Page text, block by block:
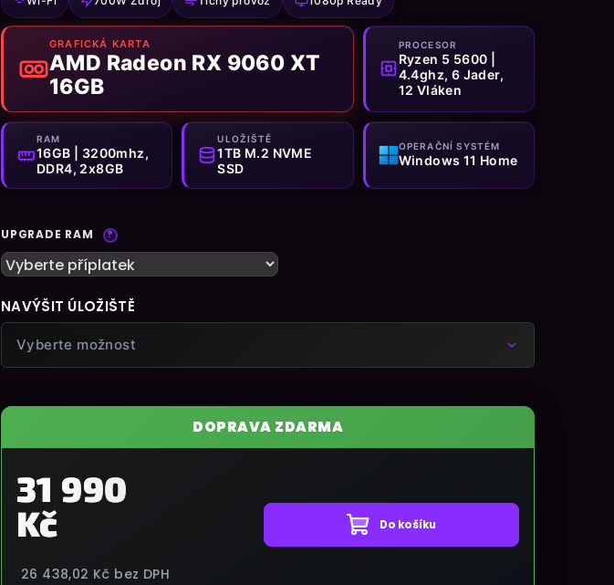
5
hvězdiček.
PROCESOR
Ryzen 5 5600 |
4.4ghz, 6 Jader,
12 Vláken
RAM
16GB | 3200mhz,
DDR4, 2x8GB
GRAFICKÁ KARTA
AMD Radeon RX 9060 XT
16GB
ULOŽIŠTĚ
1TB M.2 NVME
SSD
OPERAČNÍ SYSTÉM
Windows 11 Home
UPGRADE RAM ?
NAVÝŠIT ÚLOŽIŠTĚ
Vyberte možnost
31 990
Kč
26 438,02 Kč bez DPH
Do košíku
DOPRAVA ZDARMA